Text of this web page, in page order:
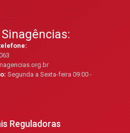
Segunda a Sexta-feira 09:00 -
Reguladoras